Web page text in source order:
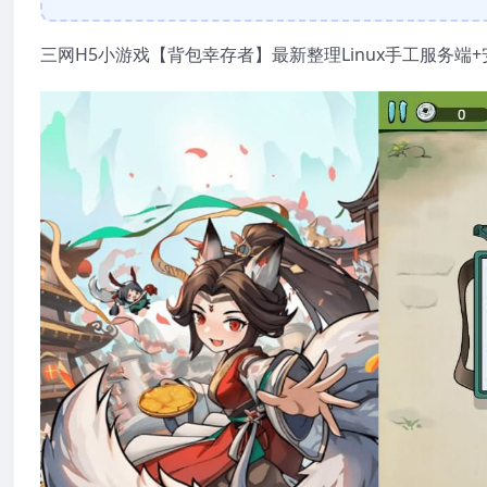
三网H5小游戏【背包幸存者】最新整理Linux手工服务端+